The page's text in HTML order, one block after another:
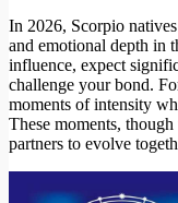
Mon compte
Connexion
Créer un
Mode nuit
In 2026, Scorpio
and emotional depth in
influence, expect
challenge your bond.
moments of intensity
These moments,
partners to evolve